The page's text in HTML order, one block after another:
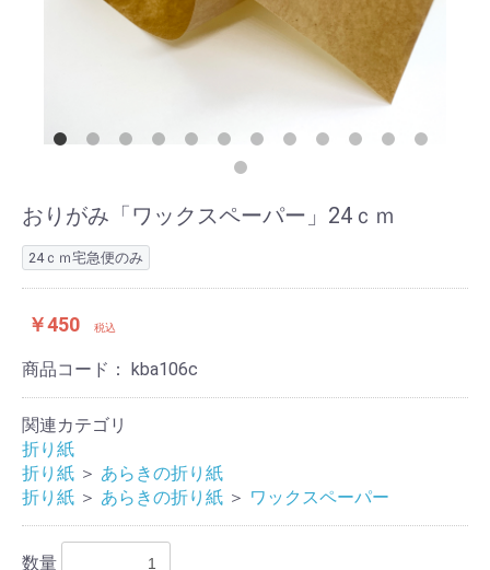
おりがみ「ワックスペーパー」24ｃｍ
24ｃｍ宅急便のみ
￥450 税込
商品コード： kba106c
関連カテゴリ
折り紙
折り紙 ＞ あらきの折り紙
折り紙 ＞ あらきの折り紙 ＞ ワックスペーパー
数量